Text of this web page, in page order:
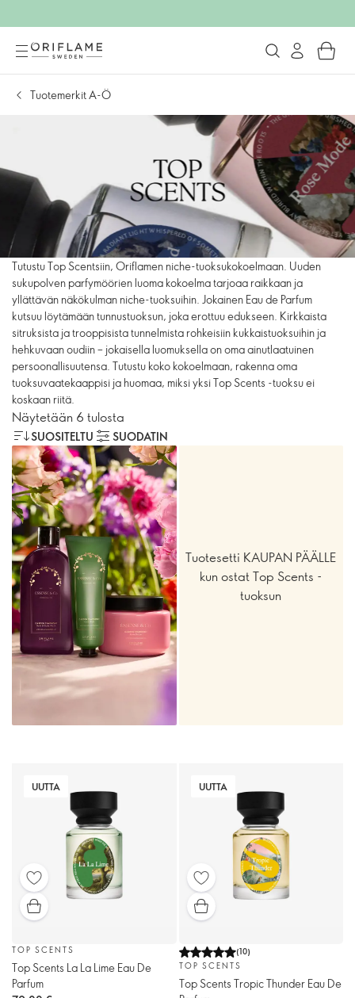
Tuotemerkit A-Ö
Tutustu Top Scentsiin, Oriflamen niche-tuoksukokoelmaan. Uuden
sukupolven parfymöörien luoma kokoelma tarjoaa raikkaan ja
yllättävän näkökulman niche-tuoksuihin. Jokainen Eau de Parfum
kutsuu löytämään tunnustuoksun, joka erottuu edukseen. Kirkkaista
sitruksista ja trooppisista tunnelmista rohkeisiin kukkaistuoksuihin ja
hehkuvaan oudiin – jokaisella luomuksella on oma ainutlaatuinen
persoonallisuutensa. Tutustu koko kokoelmaan, rakenna oma
tuoksuvaatekaappisi ja huomaa, miksi yksi Top Scents -tuoksu ei
koskaan riitä.
Näytetään 6 tulosta
SUOSITELTU SUODATIN
Tuotesetti KAUPAN PÄÄLLE
kun ostat Top Scents -
tuoksun
UUTTA
TOP SCENTS
Top Scents La La Lime Eau De
Parfum
UUTTA
(10)
TOP SCENTS
Top Scents Tropic Thunder Eau De